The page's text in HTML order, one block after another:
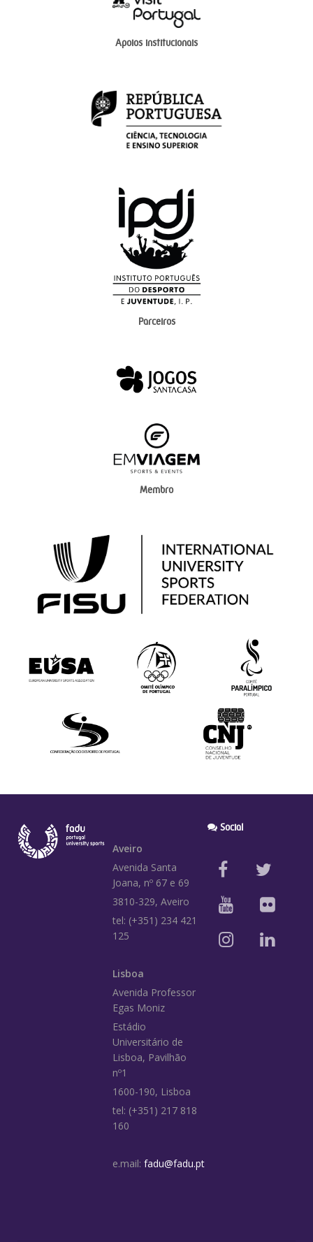
Apoios institucionais
Parceiros
Membro
Aveiro
Avenida Santa
Joana, nº 67 e 69
3810-329, Aveiro
tel: (+351) 234 421
125
Lisboa
Avenida Professor
Egas Moniz
Estádio
Universitário de
Lisboa, Pavilhão
nº1
1600-190, Lisboa
tel: (+351) 217 818
160
e.mail: fadu@fadu.pt
Social